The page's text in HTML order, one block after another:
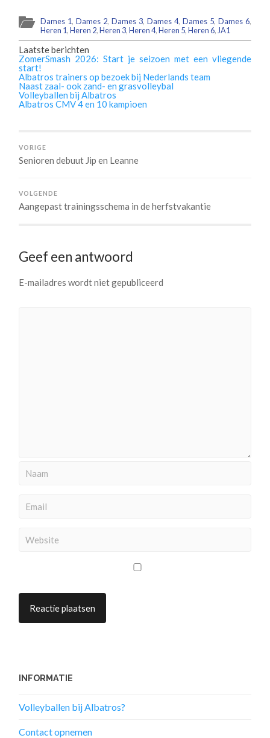
Dames 1,Dames 2,Dames 3, Dames 4, Dames 5, Dames 6,
Heren 1,Heren 2,Heren 3,Heren 4,Heren 5,Heren 6, JA1
Laatste berichten
ZomerSmash 2026: Start je seizoen met een vliegende
start!
Albatros trainers op bezoek bij Nederlands team
Naast zaal- ook zand- en grasvolleybal
Volleyballen bij Albatros
Albatros CMV 4 en 10 kampioen
VORIGE
Senioren debuut Jip en Leanne
VOLGENDE
Aangepast trainingsschema in de herfstvakantie
Geef een antwoord
E-mailadres wordt niet gepubliceerd
INFORMATIE
Volleyballen bij Albatros?
Contact opnemen